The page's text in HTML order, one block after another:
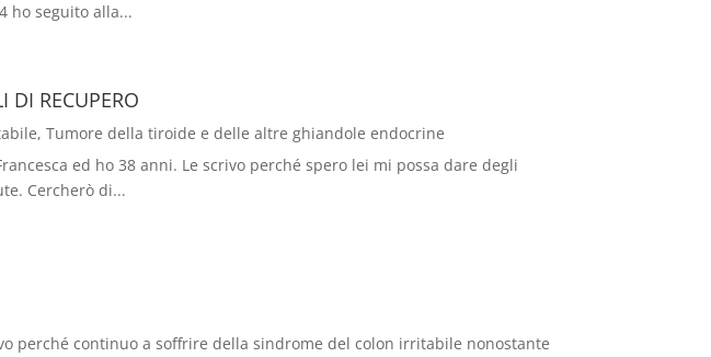
ho seguito alla...
DI RECUPERO
,Tumore della tiroide e delle altre ghiandole endocrine
ed ho 38 anni. Le scrivo perché spero lei mi possa dare degli
Cercherò di...
perché continuo a soffrire della sindrome del colon irritabile nonostante